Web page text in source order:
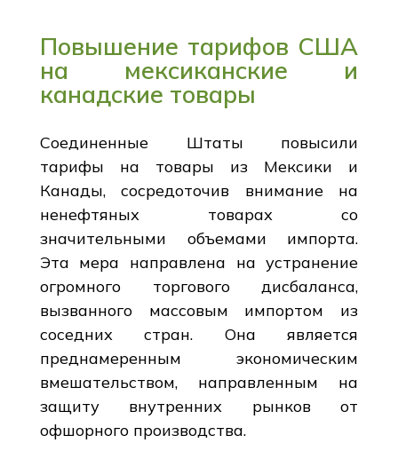
Повышение тарифов США
на мексиканские и
канадские товары
Соединенные Штаты повысили
тарифы на товары из Мексики и
Канады, сосредоточив внимание на
ненефтяных товарах со
значительными объемами импорта.
Эта мера направлена на устранение
огромного торгового дисбаланса,
вызванного массовым импортом из
соседних стран. Она является
преднамеренным экономическим
вмешательством, направленным на
защиту внутренних рынков от
офшорного производства.